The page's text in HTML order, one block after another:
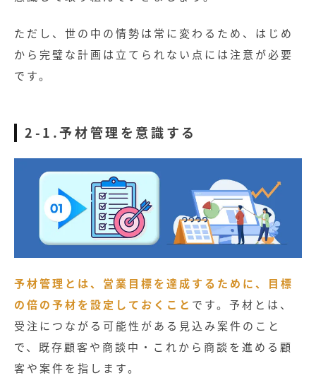
ただし、世の中の情勢は常に変わるため、はじめ
から完璧な計画は立てられない点には注意が必要
です。
2-1.予材管理を意識する
予材管理とは、営業目標を達成するために、目標
の倍の予材を設定しておくこと です。予材とは、
受注につながる可能性がある見込み案件のこと
で、既存顧客や商談中・これから商談を進める顧
客や案件を指します。